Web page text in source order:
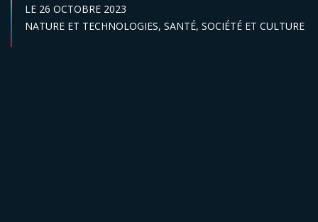
LE DATE DE DÉBUT :
26 OCTOBRE 2023
Secteur :
NATURE ET TECHNOLOGIES, SANTÉ, SOCIÉTÉ ET CULTURE